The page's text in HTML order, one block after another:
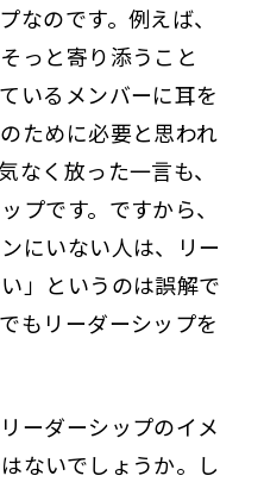
なのです。例えば、
っと寄り添うこと
いるメンバーに耳を
ために必要と思われ
なく放った一言も、
プです。ですから、
にいない人は、リー
」というのは誤解で
もリーダーシップを
ーダーシップのイメ
ないでしょうか。し